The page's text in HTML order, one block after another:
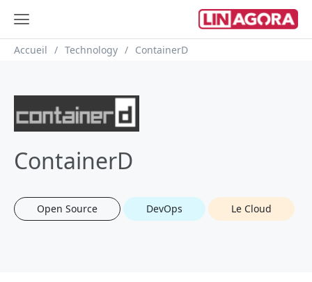
Fil d'Ariane
Accueil Technology ContainerD
ContainerD
Open Source DevOps Le Cloud